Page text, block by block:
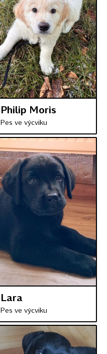
Philip Moris
Pes ve výcviku
Lara
Pes ve výcviku